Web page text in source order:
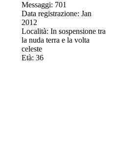
Messaggi: 701
Data registrazione: Jan
2012
Località: In sospensione tra
la nuda terra e la volta
celeste
Età: 36